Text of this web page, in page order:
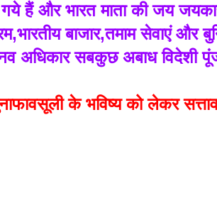
और भारत माता की जय जयकार
बाजार,तमाम सेवाएं और
अधिकार सबकुछ अबाध विदेशी
के भविष्य को लेकर